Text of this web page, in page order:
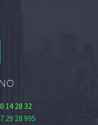
14 28 32
29 28 995